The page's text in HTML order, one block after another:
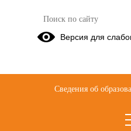
БИБЛИОТЕКА
Версия для
Сведения об